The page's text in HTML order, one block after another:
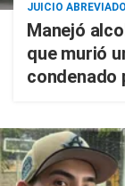
JUICIO ABREVIADO
Manejó
que murió
condenado